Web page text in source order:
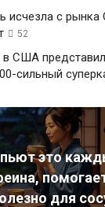
исчезла с
52
в США
сильный
это
для